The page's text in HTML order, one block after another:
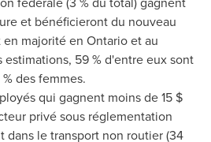
et bénéficieront du nouveau
majorité en Ontarioet au
estimations, 59 % d'entre eux sont
des femmes.
qui gagnent moins de 15 $
privé sous réglementation
dans le transport non routier (34